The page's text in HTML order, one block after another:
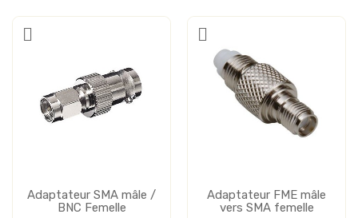
Adaptateur SMA mâle /
BNC Femelle
Adaptateur FME mâle
vers SMA femelle